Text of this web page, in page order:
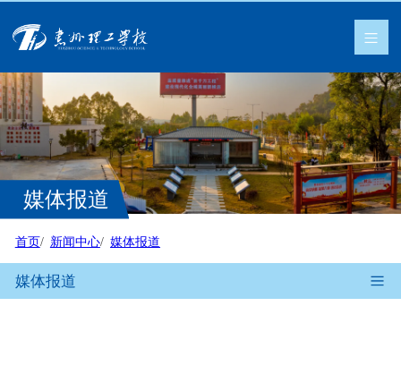
媒体报道
首页 新闻中心 媒体报道
媒体报道